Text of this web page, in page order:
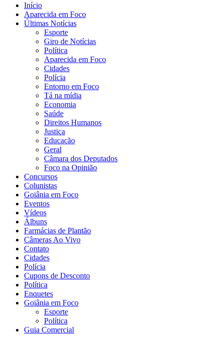
Início
Aparecida em Foco
Últimas Notícias
Esporte
Giro de Notícias
Política
Aparecida em Foco
Cidades
Polícia
Entorno em Foco
Tá na mídia
Economia
Saúde
Direitos Humanos
Justiça
Educação
Geral
Câmara dos Deputados
Foco na Opinião
Concursos
Colunistas
Goiânia em Foco
Eventos
Vídeos
Álbuns
Farmácias de Plantão
Câmeras Ao Vivo
Contato
Cidades
Polícia
Cupons de Desconto
Política
Enquetes
Goiânia em Foco
Esporte
Política
Guia Comercial